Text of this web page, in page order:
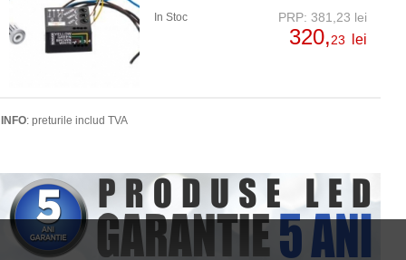
In Stoc PRP: 381,23 lei
320,23 lei
INFO: preturile includ TVA